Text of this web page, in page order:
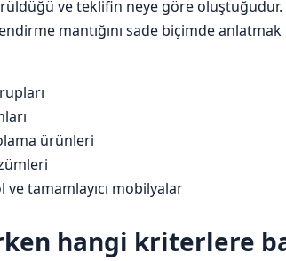
ve teklifin neye göre
mantığını sade biçimde anlatmak
ürünleri
ve tamamlayıcı mobilyalar
hangi kriterlere